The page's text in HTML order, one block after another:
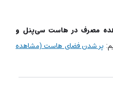
مصرف در هاست سی‌پنل و
پر شدن فضای هاست (مشاهده